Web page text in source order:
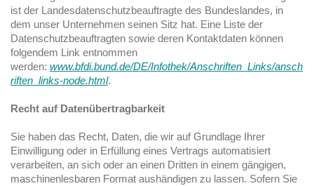
ist der Landesdatenschutzbeauftragte des Bundeslandes, in
dem unser Unternehmen seinen Sitz hat. Eine Liste der
Datenschutzbeauftragten sowie deren Kontaktdaten können
folgendem Link entnommen
werden: www.bfdi.bund.de/DE/Infothek/Anschriften_Links/ansch
riften_links-node.html.
Recht auf Datenübertragbarkeit
Sie haben das Recht, Daten, die wir auf Grundlage Ihrer
Einwilligung oder in Erfüllung eines Vertrags automatisiert
verarbeiten, an sich oder an einen Dritten in einem gängigen,
maschinenlesbaren Format aushändigen zu lassen. Sofern Sie